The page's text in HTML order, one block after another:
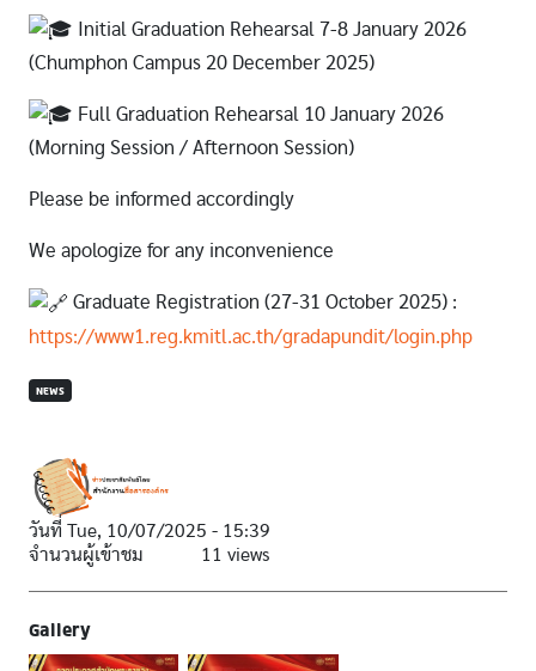
Initial Graduation Rehearsal 7-8 January 2026
(Chumphon Campus 20 December 2025)
Full Graduation Rehearsal 10 January 2026
(Morning Session / Afternoon Session)
Please be informed accordingly
We apologize for any inconvenience
Graduate Registration (27-31 October 2025) :
https://www1.reg.kmitl.ac.th/gradapundit/login.php
NEWS
วันที่ Tue, 10/07/2025 - 15:39
จำนวนผู้เข้าชม
11 views
Gallery